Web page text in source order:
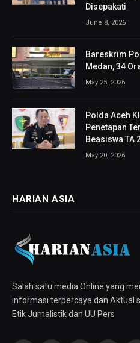
Disepakati
June 8, 2026
Bareskrim
Medan, 34
May 25, 2026
Polda Aceh
Penetapan
Beasiswa TA
May 20, 2026
HARIAN ASIA
Salah satu media Online yang
informasi terpercaya dan Aktual
Etik Jurnalistik dan UU Pers